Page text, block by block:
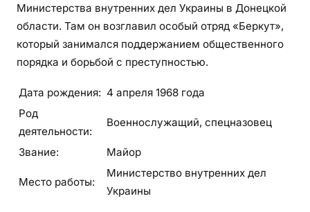
Министерства внутренних дел Украины в Донецкой
области. Там он возглавил особый отряд «Беркут»,
который занимался поддержанием общественного
порядка и борьбой с преступностью.
Дата рождения: 4 апреля 1968 года
Род
деятельности:
Военнослужащий, спецназовец
Звание: Майор
Место работы:
Министерство внутренних дел
Украины